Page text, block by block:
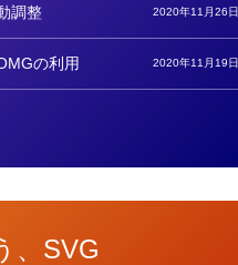
調整 2020年11月26日
の利用 2020年11月19日
、SVG